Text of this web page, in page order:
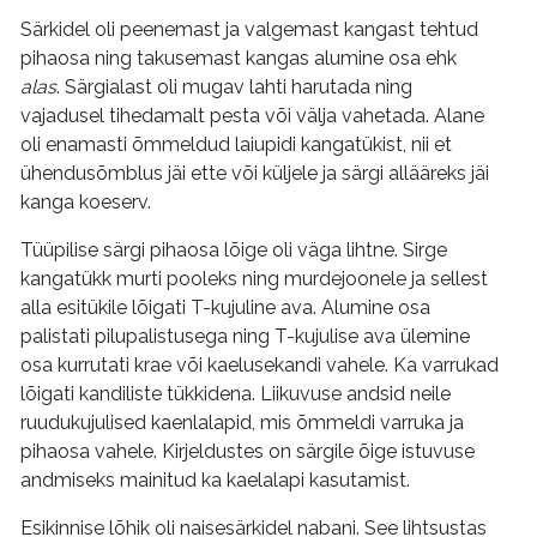
Särkidel oli peenemast ja valgemast kangast tehtud
pihaosa ning takusemast kangas alumine osa ehk
alas. Särgialast oli mugav lahti harutada ning
vajadusel tihedamalt pesta või välja vahetada. Alane
oli enamasti õmmeldud laiupidi kangatükist, nii et
ühendusõmblus jäi ette või küljele ja särgi allääreks jäi
kanga koeserv.
Tüüpilise särgi pihaosa lõige oli väga lihtne. Sirge
kangatükk murti pooleks ning murdejoonele ja sellest
alla esitükile lõigati T-kujuline ava. Alumine osa
palistati pilupalistusega ning T-kujulise ava ülemine
osa kurrutati krae või kaelusekandi vahele. Ka varrukad
lõigati kandiliste tükkidena. Liikuvuse andsid neile
ruudukujulised kaenlalapid, mis õmmeldi varruka ja
pihaosa vahele. Kirjeldustes on särgile õige istuvuse
andmiseks mainitud ka kaelalapi kasutamist.
Esikinnise lõhik oli naisesärkidel nabani. See lihtsustas